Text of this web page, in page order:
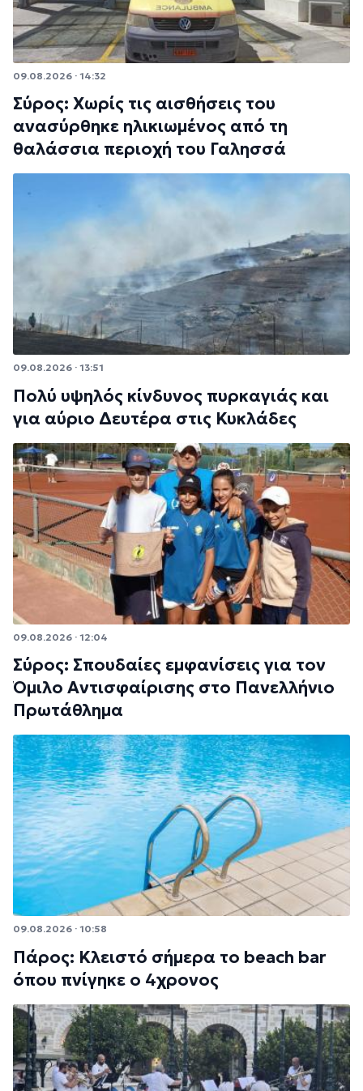
09.08.2026 · 14:32
Σύρος: Χωρίς τις αισθήσεις του
ανασύρθηκε ηλικιωμένος από τη
θαλάσσια περιοχή του Γαλησσά
09.08.2026 · 13:51
Πολύ υψηλός κίνδυνος πυρκαγιάς και
για αύριο Δευτέρα στις Κυκλάδες
09.08.2026 · 12:04
Σύρος: Σπουδαίες εμφανίσεις για τον
Όμιλο Αντισφαίρισης στο Πανελλήνιο
Πρωτάθλημα
09.08.2026 · 10:58
Πάρος: Κλειστό σήμερα το beach bar
όπου πνίγηκε ο 4χρονος